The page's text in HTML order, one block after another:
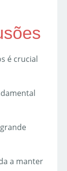
é crucial
a manter